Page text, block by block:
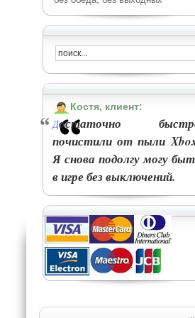
Костя, клиент:
Достаточно
почистили от пыли
Я снова подолгу могу
в игре без выключений.